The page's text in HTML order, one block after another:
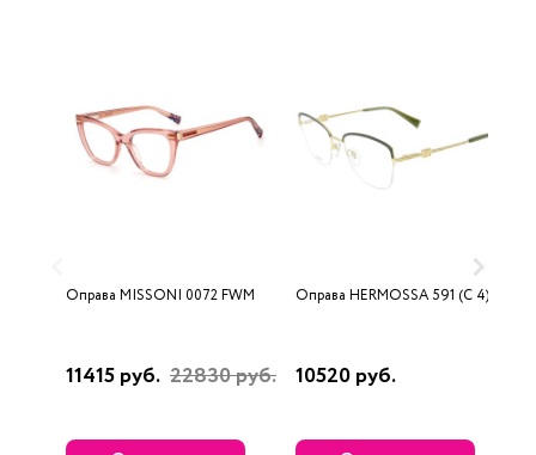
Оправа MISSONI 0072 FWM
11415 руб. 22830 руб.
Оправа HERMOSSA 591 (C 4)
10520 руб.